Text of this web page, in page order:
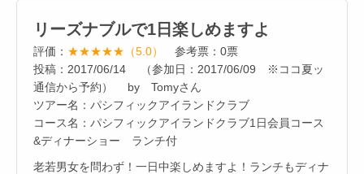
リーズナブルで1日楽しめますよ
評価： ★★★★★（5.0）
参考票：0票
投稿：2017/06/14 （参加日：2017/06/09 ※ココ夏ッ
通信から予約） by Tomyさん
ツアー名：パシフィックアイランドクラブ
コース名：パシフィックアイランドクラブ1日会員コース
&ディナーショー ランチ付
老若男女を問わず！一日中楽しめますよ！ランチもディナ